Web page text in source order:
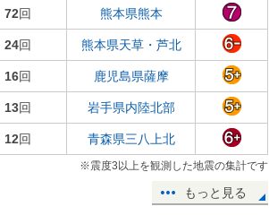
72回 熊本県熊本
24回 熊本県天草・芦北
16回 鹿児島県薩摩
13回 岩手県内陸北部
12回 青森県三八上北
※震度3以上を観測した地震の集計です
もっと見る